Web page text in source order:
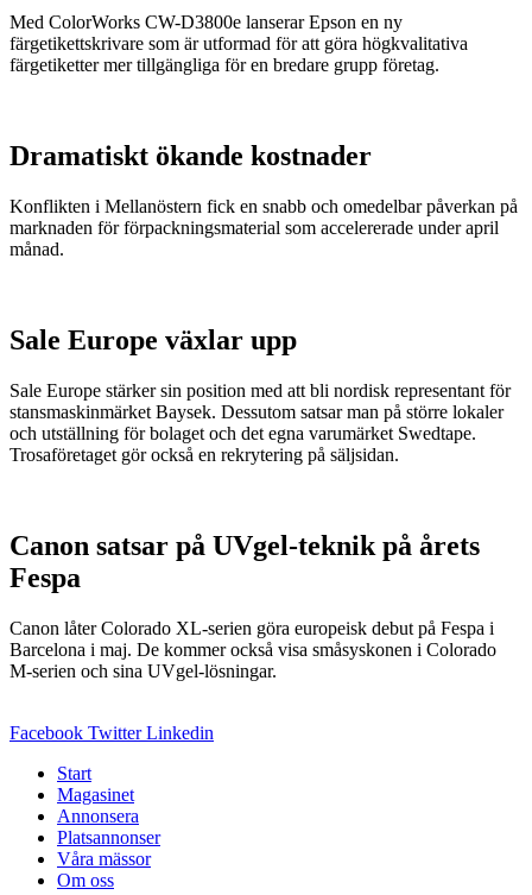
Med ColorWorks CW-D3800e lanserar Epson en ny
färgetikettskrivare som är utformad för att göra högkvalitativa
färgetiketter mer tillgängliga för en bredare grupp företag.
Dramatiskt ökande kostnader
Konflikten i Mellanöstern fick en snabb och omedelbar påverkan på
marknaden för förpackningsmaterial som accelererade under april
månad.
Sale Europe växlar upp
Sale Europe stärker sin position med att bli nordisk representant för
stansmaskinmärket Baysek. Dessutom satsar man på större lokaler
och utställning för bolaget och det egna varumärket Swedtape.
Trosaföretaget gör också en rekrytering på säljsidan.
Canon satsar på UVgel-teknik på årets
Fespa
Canon låter Colorado XL-serien göra europeisk debut på Fespa i
Barcelona i maj. De kommer också visa småsyskonen i Colorado
M-serien och sina UVgel-lösningar.
Facebook Twitter Linkedin
Start
Magasinet
Annonsera
Platsannonser
Våra mässor
Om oss